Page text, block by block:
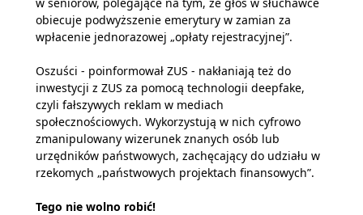
obiecuje podwyższenie emerytury w zamian za
wpłacenie jednorazowej „opłaty rejestracyjnej”.
Oszuści - poinformował ZUS - nakłaniają też do
inwestycji z ZUS za pomocą technologii deepfake,
czyli fałszywych reklam w mediach
społecznościowych. Wykorzystują w nich cyfrowo
zmanipulowany wizerunek znanych osób lub
urzędników państwowych, zachęcający do udziału w
rzekomych „państwowych projektach finansowych”.
Tego nie wolno robić!